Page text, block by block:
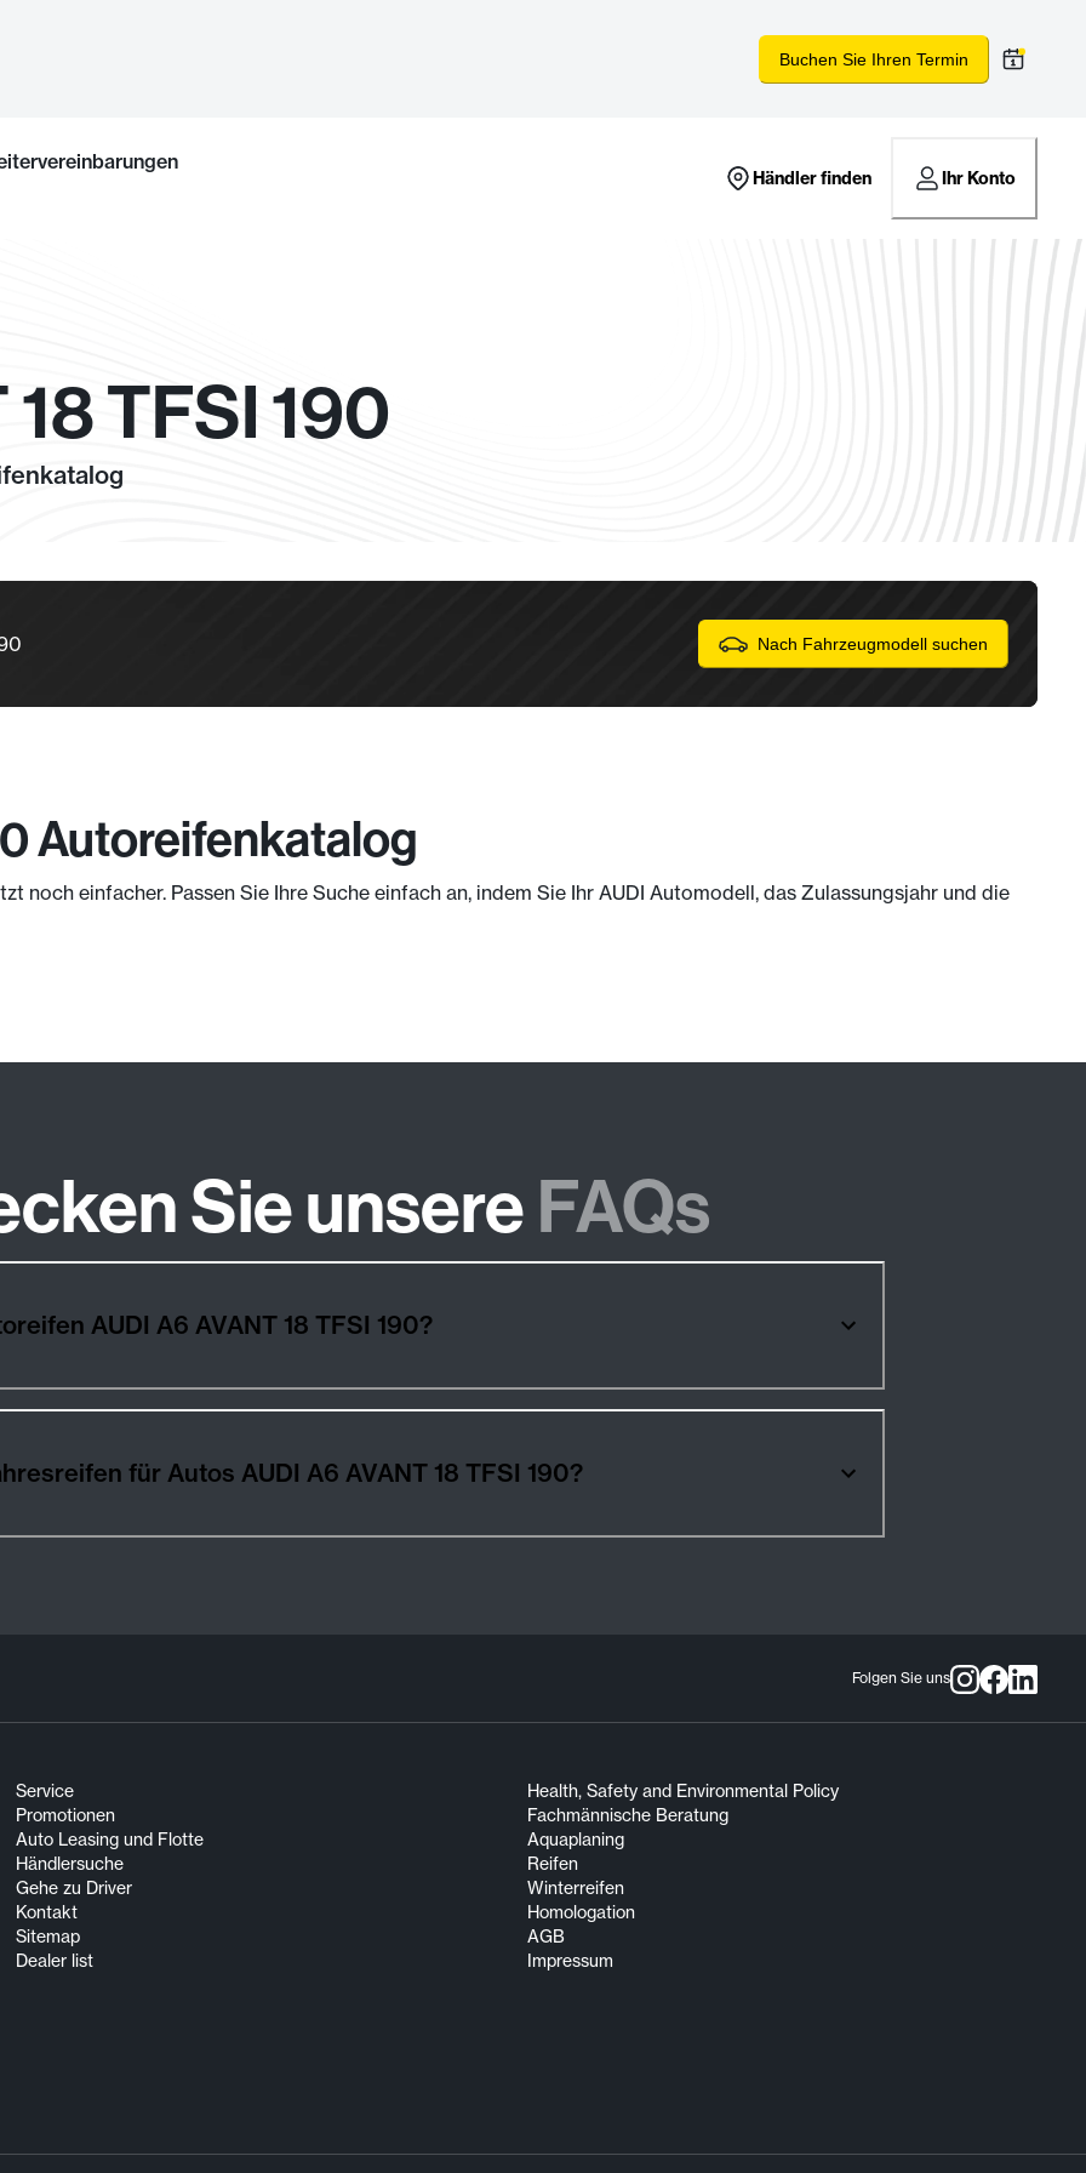
Buchen Sie Ihren Termin
Händler finden Ihr Konto
TFSI 190
Nach Fahrzeugmodell suchen
Autoreifenkatalog
noch einfacher. Passen Sie Ihre Suche einfach an, indem Sie Ihr AUDI Automodell, das Zulassungsjahr und die
Sie unsereFAQs
Wie wählt man die besten Autoreifen AUDI A6 AVANT 18 TFSI 190?
Winter-, Sommer- und Ganzjahresreifen für Autos AUDI A6 AVANT 18 TFSI 190?
Folgen Sie uns
Service
Promotionen
Auto Leasing und Flotte
Händlersuche
Gehe zu Driver
Kontakt
Sitemap
Dealer list
Health, Safety and Environmental Policy
Fachmännische Beratung
Aquaplaning
Reifen
Winterreifen
Homologation
AGB
Impressum